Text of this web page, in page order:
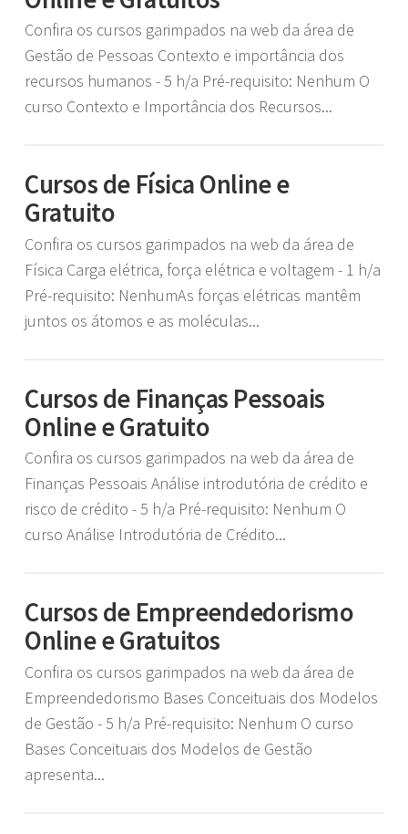
Confira os cursos garimpados na web da área de
Gestão de Pessoas Contexto e importância dos
recursos humanos - 5 h/a Pré-requisito: Nenhum O
curso Contexto e Importância dos Recursos...
Cursos de Física Online e
Gratuito
Confira os cursos garimpados na web da área de
Física Carga elétrica, força elétrica e voltagem - 1 h/a
Pré-requisito: NenhumAs forças elétricas mantêm
juntos os átomos e as moléculas...
Cursos de Finanças Pessoais
Online e Gratuito
Confira os cursos garimpados na web da área de
Finanças Pessoais Análise introdutória de crédito e
risco de crédito - 5 h/a Pré-requisito: Nenhum O
curso Análise Introdutória de Crédito...
Cursos de Empreendedorismo
Online e Gratuitos
Confira os cursos garimpados na web da área de
Empreendedorismo Bases Conceituais dos Modelos
de Gestão - 5 h/a Pré-requisito: Nenhum O curso
Bases Conceituais dos Modelos de Gestão
apresenta...